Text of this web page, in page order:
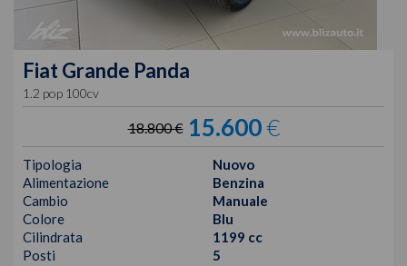
Fiat Grande Panda
1.2 pop 100cv
18.800 € 15.600€
Tipologia
Nuovo
Alimentazione
Benzina
Cambio
Manuale
Colore
Blu
Cilindrata
1199 cc
Posti
5